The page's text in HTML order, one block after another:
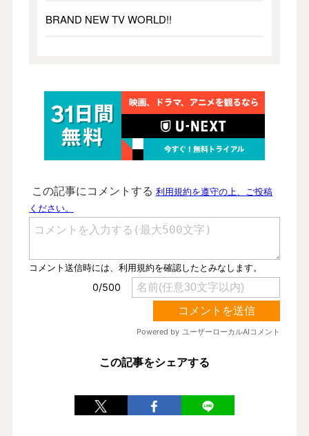
BRAND NEW TV WORLD!!
この記事をシェアする